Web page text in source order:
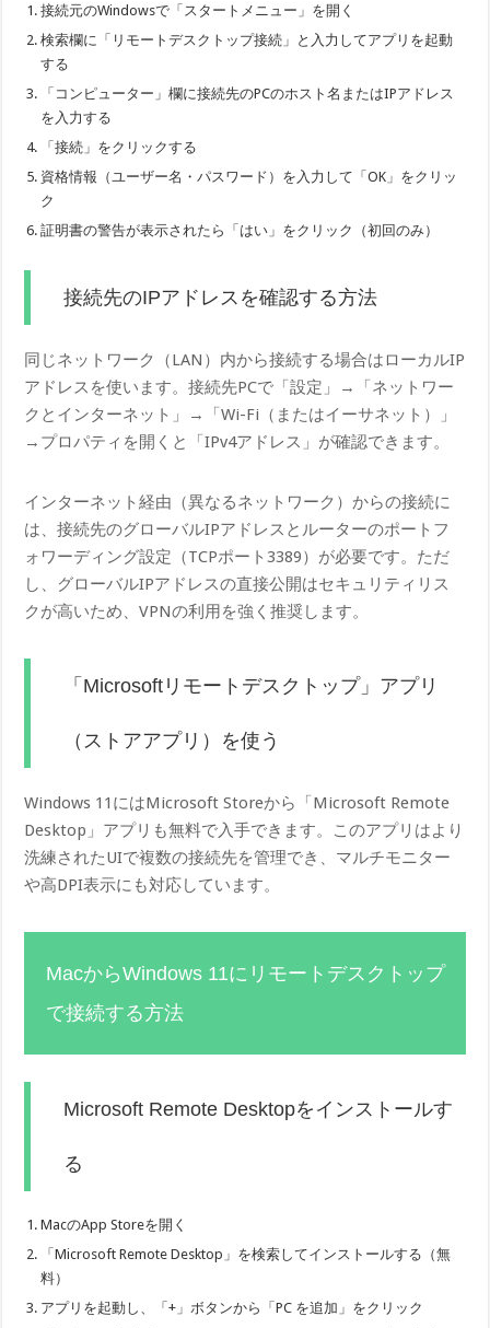
接続元のWindowsで「スタートメニュー」を開く
検索欄に「リモートデスクトップ接続」と入力してアプリを起動
する
「コンピューター」欄に接続先のPCのホスト名またはIPアドレス
を入力する
「接続」をクリックする
資格情報（ユーザー名・パスワード）を入力して「OK」をクリッ
ク
証明書の警告が表示されたら「はい」をクリック（初回のみ）
接続先のIPアドレスを確認する方法
同じネットワーク（LAN）内から接続する場合はローカルIP
アドレスを使います。接続先PCで「設定」→「ネットワー
クとインターネット」→「Wi-Fi（またはイーサネット）」
→プロパティを開くと「IPv4アドレス」が確認できます。
インターネット経由（異なるネットワーク）からの接続に
は、接続先のグローバルIPアドレスとルーターのポートフ
ォワーディング設定（TCPポート3389）が必要です。ただ
し、グローバルIPアドレスの直接公開はセキュリティリス
クが高いため、VPNの利用を強く推奨します。
「Microsoftリモートデスクトップ」アプリ
（ストアアプリ）を使う
Windows 11にはMicrosoft Storeから「Microsoft Remote
Desktop」アプリも無料で入手できます。このアプリはより
洗練されたUIで複数の接続先を管理でき、マルチモニター
や高DPI表示にも対応しています。
MacからWindows 11にリモートデスクトップ
で接続する方法
Microsoft Remote Desktopをインストールす
る
MacのApp Storeを開く
「Microsoft Remote Desktop」を検索してインストールする（無
料）
アプリを起動し、「+」ボタンから「PC を追加」をクリック